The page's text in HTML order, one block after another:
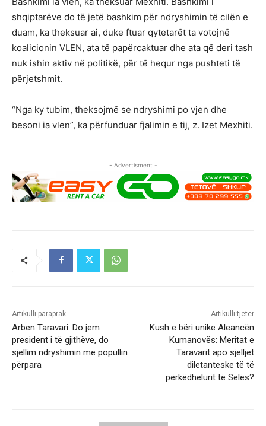
shqiptarëve do të jetë bashkim për ndryshimin të cilën e
duam, ka theksuar ai, duke ftuar qytetarët ta votojnë
koalicionin VLEN, ata të papërcaktuar dhe ata që deri tash
nuk ishin aktiv në politikë, për të hequr nga pushteti të
përjetshmit.
“Nga ky tubim, theksojmë se ndryshimi po vjen dhe
besoni ia vlen”, ka përfunduar fjalimin e tij, z. Izet Mexhiti.
- Advertisment -
Artikulli paraprak
Arben Taravari: Do jem
president i të gjithëve, do
sjellim ndryshimin me popullin
përpara
Artikulli tjetër
Kush e bëri unike Aleancën
Kumanovës: Meritat e
Taravarit apo sjelljet
diletanteske të të
përkëdhelurit të Selës?